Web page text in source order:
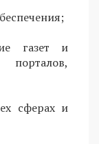
газет и
порталов,
сферах и